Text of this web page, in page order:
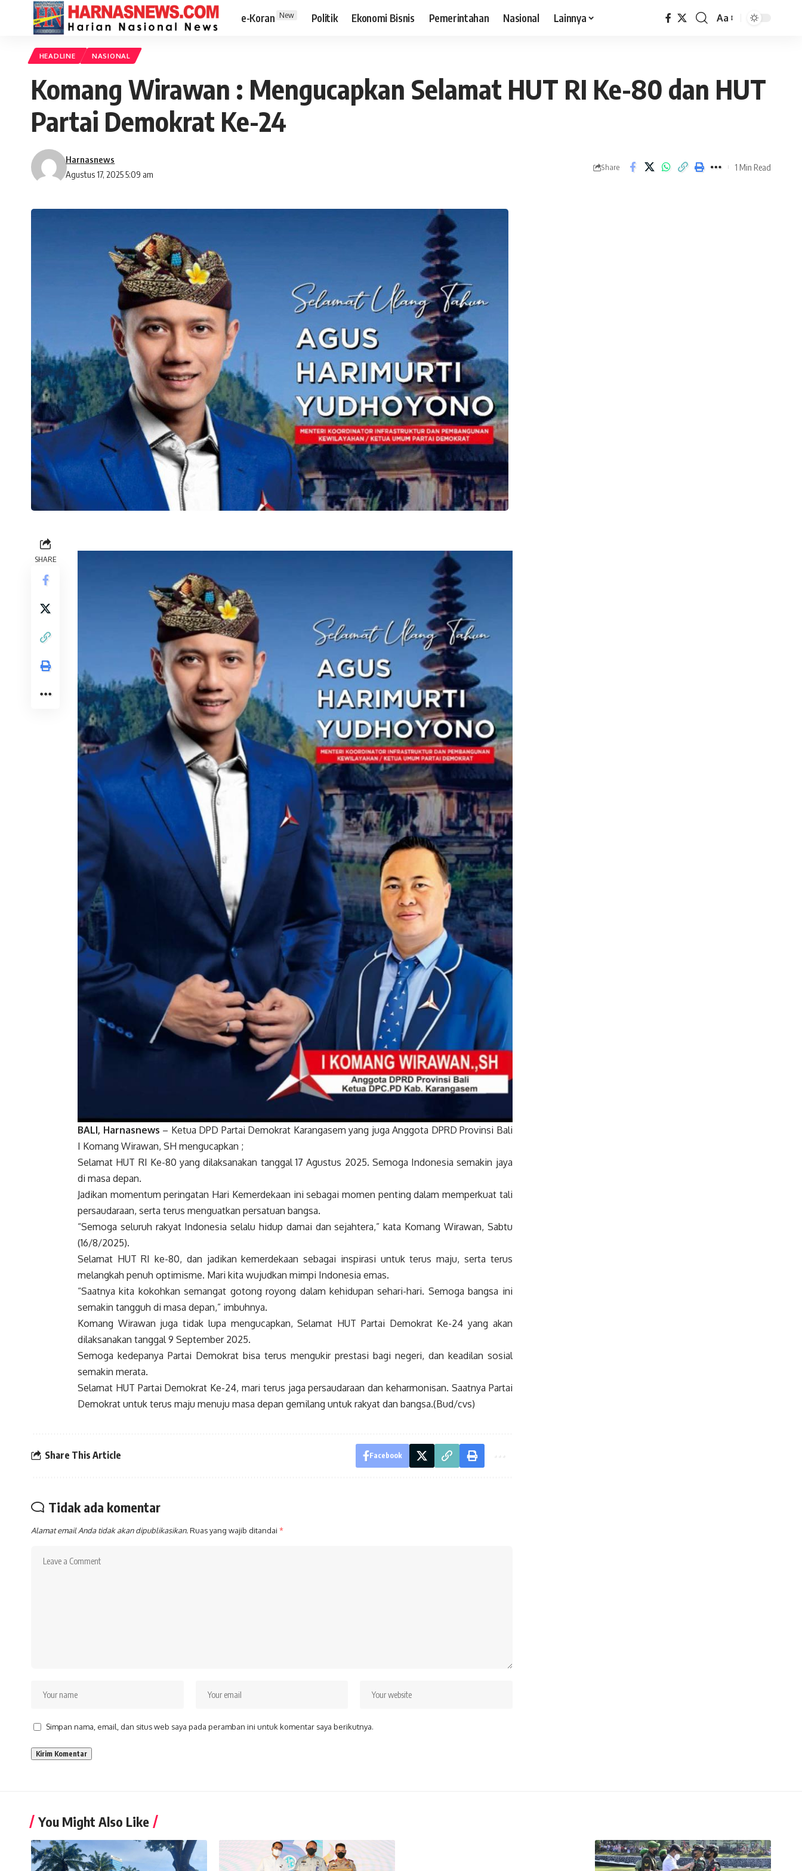
e-Koran New Politik Ekonomi Bisnis Pemerintahan Nasional Lainnya Aa
HEADLINE NASIONAL
Komang Wirawan : Mengucapkan Selamat HUT RI Ke-80 dan HUT
Partai Demokrat Ke-24
Agustus 17, 2025 5:09 am
Harnasnews
Share 1 Min Read
SHARE
BALI, Harnasnews – Ketua DPD Partai Demokrat Karangasem yang juga Anggota DPRD Provinsi Bali
I Komang Wirawan, SH mengucapkan ;
Selamat HUT RI Ke-80 yang dilaksanakan tanggal 17 Agustus 2025. Semoga Indonesia semakin jaya
di masa depan.
Jadikan momentum peringatan Hari Kemerdekaan ini sebagai momen penting dalam memperkuat tali
persaudaraan, serta terus menguatkan persatuan bangsa.
“Semoga seluruh rakyat Indonesia selalu hidup damai dan sejahtera,” kata Komang Wirawan, Sabtu
(16/8/2025).
Selamat HUT RI ke-80, dan jadikan kemerdekaan sebagai inspirasi untuk terus maju, serta terus
melangkah penuh optimisme. Mari kita wujudkan mimpi Indonesia emas.
“Saatnya kita kokohkan semangat gotong royong dalam kehidupan sehari-hari. Semoga bangsa ini
semakin tangguh di masa depan,” imbuhnya.
Komang Wirawan juga tidak lupa mengucapkan, Selamat HUT Partai Demokrat Ke-24 yang akan
dilaksanakan tanggal 9 September 2025.
Semoga kedepanya Partai Demokrat bisa terus mengukir prestasi bagi negeri, dan keadilan sosial
semakin merata.
Selamat HUT Partai Demokrat Ke-24, mari terus jaga persaudaraan dan keharmonisan. Saatnya Partai
Demokrat untuk terus maju menuju masa depan gemilang untuk rakyat dan bangsa.(Bud/cvs)
Share This Article Facebook
Tidak ada komentar
Alamat email Anda tidak akan dipublikasikan.Ruas yang wajib ditandai *
Simpan nama, email, dan situs web saya pada peramban ini untuk komentar saya berikutnya.
You Might Also Like